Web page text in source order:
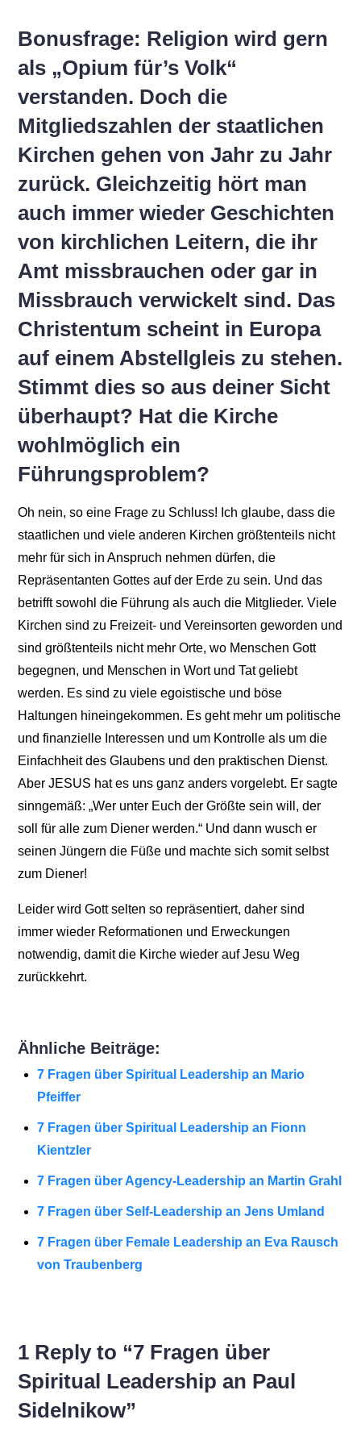
Bonusfrage: Religion wird gern
als „Opium für’s Volk“
verstanden. Doch die
Mitgliedszahlen der staatlichen
Kirchen gehen von Jahr zu Jahr
zurück. Gleichzeitig hört man
auch immer wieder Geschichten
von kirchlichen Leitern, die ihr
Amt missbrauchen oder gar in
Missbrauch verwickelt sind. Das
Christentum scheint in Europa
auf einem Abstellgleis zu stehen.
Stimmt dies so aus deiner Sicht
überhaupt? Hat die Kirche
wohlmöglich ein
Führungsproblem?
Oh nein, so eine Frage zu Schluss! Ich glaube, dass die
staatlichen und viele anderen Kirchen größtenteils nicht
mehr für sich in Anspruch nehmen dürfen, die
Repräsentanten Gottes auf der Erde zu sein. Und das
betrifft sowohl die Führung als auch die Mitglieder. Viele
Kirchen sind zu Freizeit- und Vereinsorten geworden und
sind größtenteils nicht mehr Orte, wo Menschen Gott
begegnen, und Menschen in Wort und Tat geliebt
werden. Es sind zu viele egoistische und böse
Haltungen hineingekommen. Es geht mehr um politische
und finanzielle Interessen und um Kontrolle als um die
Einfachheit des Glaubens und den praktischen Dienst.
Aber JESUS hat es uns ganz anders vorgelebt. Er sagte
sinngemäß: „Wer unter Euch der Größte sein will, der
soll für alle zum Diener werden.“ Und dann wusch er
seinen Jüngern die Füße und machte sich somit selbst
zum Diener!
Leider wird Gott selten so repräsentiert, daher sind
immer wieder Reformationen und Erweckungen
notwendig, damit die Kirche wieder auf Jesu Weg
zurückkehrt.
Ähnliche Beiträge:
7 Fragen über Spiritual Leadership an Mario
Pfeiffer
7 Fragen über Spiritual Leadership an Fionn
Kientzler
7 Fragen über Agency-Leadership an Martin Grahl
7 Fragen über Self-Leadership an Jens Umland
7 Fragen über Female Leadership an Eva Rausch
von Traubenberg
1 Reply to “7 Fragen über
Spiritual Leadership an Paul
Sidelnikow”